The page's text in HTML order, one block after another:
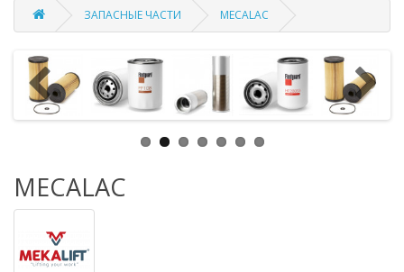
ЗАПАСНЫЕ ЧАСТИ MECALAC
MECALAC